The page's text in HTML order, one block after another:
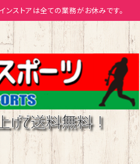
ストアは全ての業務がお休みです。